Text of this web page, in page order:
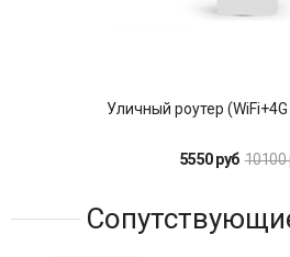
Уличный роутер
5550 руб 10100